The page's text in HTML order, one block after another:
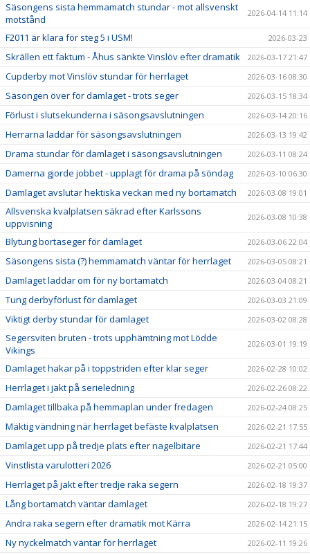
Säsongens sista hemmamatch stundar - mot allsvenskt
motstånd
2026-04-14 11:14
F2011 är klara för steg 5 i USM! 2026-03-23
Skrällen ett faktum - Åhus sänkte Vinslöv efter dramatik 2026-03-17 21:47
Cupderby mot Vinslöv stundar för herrlaget 2026-03-16 08:30
Säsongen över för damlaget - trots seger 2026-03-15 18:34
Förlust i slutsekunderna i säsongsavslutningen 2026-03-14 20:16
Herrarna laddar för säsongsavslutningen 2026-03-13 19:42
Drama stundar för damlaget i säsongsavslutningen 2026-03-11 08:24
Damerna gjorde jobbet - upplagt för drama på söndag 2026-03-10 06:30
Damlaget avslutar hektiska veckan med ny bortamatch 2026-03-08 19:01
Allsvenska kvalplatsen säkrad efter Karlssons
uppvisning
2026-03-08 10:38
Blytung bortaseger för damlaget 2026-03-06 22:04
Säsongens sista (?) hemmamatch väntar för herrlaget 2026-03-05 08:21
Damlaget laddar om för ny bortamatch 2026-03-04 08:21
Tung derbyförlust för damlaget 2026-03-03 21:09
Viktigt derby stundar för damlaget 2026-03-02 08:28
Segersviten bruten - trots upphämtning mot Lödde
Vikings
2026-03-01 19:19
Damlaget hakar på i toppstriden efter klar seger 2026-02-28 10:02
Herrlaget i jakt på serieledning 2026-02-26 08:22
Damlaget tillbaka på hemmaplan under fredagen 2026-02-24 08:25
Mäktig vändning när herrlaget befäste kvalplatsen 2026-02-21 17:55
Damlaget upp på tredje plats efter nagelbitare 2026-02-21 17:44
Vinstlista varulotteri 2026 2026-02-21 05:00
Herrlaget på jakt efter tredje raka segern 2026-02-18 19:37
Lång bortamatch väntar damlaget 2026-02-18 19:27
Andra raka segern efter dramatik mot Kärra 2026-02-14 21:15
Ny nyckelmatch väntar för herrlaget 2026-02-11 19:26